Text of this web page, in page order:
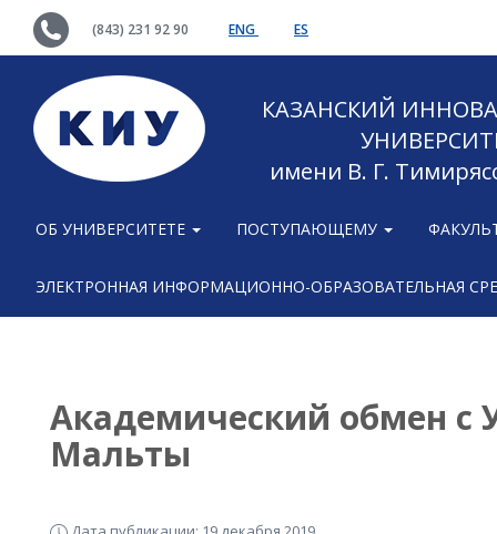
(843) 231 92 90 ENG ES
КАЗАНСКИЙ
имени В. Г.
ОБ УНИВЕРСИТЕТЕ ПОСТУПАЮЩЕМУ
ЭЛЕКТРОННАЯ ИНФОРМАЦИОННО-ОБРАЗОВАТЕЛЬНАЯ
Академический обмен с
Мальты